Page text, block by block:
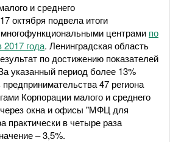
и среднего
октября подвела итоги
центрами по
2017 года. Ленинградская область
по достижению показателей
указанный период более 13%
47 региона
Корпорации малого и среднего
окна и офисы "МФЦ для
практически в четыре раза
– 3,5%.